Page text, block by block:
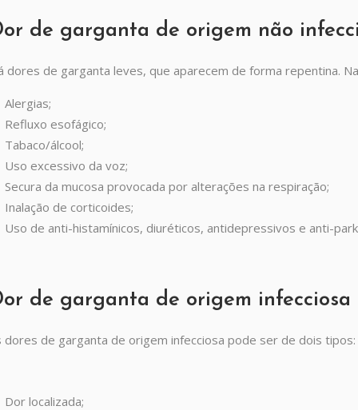
de garganta de origem não
dores de garganta leves, que aparecem de forma repentina.
Alergias;
Refluxo esofágico;
Tabaco/álcool;
Uso excessivo da voz;
Secura da mucosa provocada por alterações na respiração;
Inalação de corticoides;
Uso de anti-histamínicos, diuréticos, antidepressivos e anti-
de garganta de origem infecciosa
dores de garganta de origem infecciosa pode ser de dois tipos:
Dor localizada;